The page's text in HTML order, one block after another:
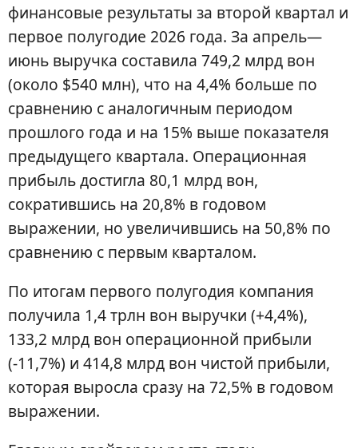
финансовые результаты за второй квартал и
первое полугодие 2026 года. За апрель—
июнь выручка составила 749,2 млрд вон
(около $540 млн), что на 4,4% больше по
сравнению с аналогичным периодом
прошлого года и на 15% выше показателя
предыдущего квартала. Операционная
прибыль достигла 80,1 млрд вон,
сократившись на 20,8% в годовом
выражении, но увеличившись на 50,8% по
сравнению с первым кварталом.
По итогам первого полугодия компания
получила 1,4 трлн вон выручки (+4,4%),
133,2 млрд вон операционной прибыли
(-11,7%) и 414,8 млрд вон чистой прибыли,
которая выросла сразу на 72,5% в годовом
выражении.